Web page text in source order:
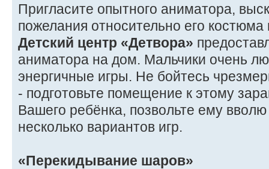
Пригласите опытного аниматора,
пожелания относительно его
Детский центр «Детвора»
аниматора на дом. Мальчики очень
энергичные игры. Не бойтесь
- подготовьте помещение к этому
Вашего ребёнка, позвольте ему
несколько вариантов игр.
«Перекидывание шаров»